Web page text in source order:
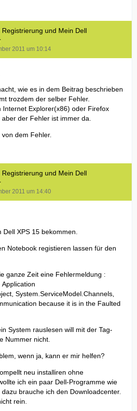
und Mein Dell
2011 um 10:14
wie es in dem Beitrag beschrieben
trozdem der selber Fehler.
Internet Explorer(x86) oder Firefox
der Fehler ist immer da.
dem Fehler.
und Mein Dell
2011 um 14:40
XPS 15 bekommen.
Notebook registieren lassen für den
ganze Zeit eine Fehlermeldung :
System.ServiceModel.Channels,
because it is in the Faulted
System rauslesen will mit der Tag-
Nummer nicht.
wenn ja, kann er mir helfen?
neu installiren ohne
ich ein paar Dell-Programme wie
brauche ich den Downloadcenter.
rein.